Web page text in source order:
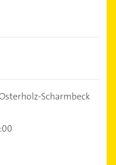
Scharmbeck